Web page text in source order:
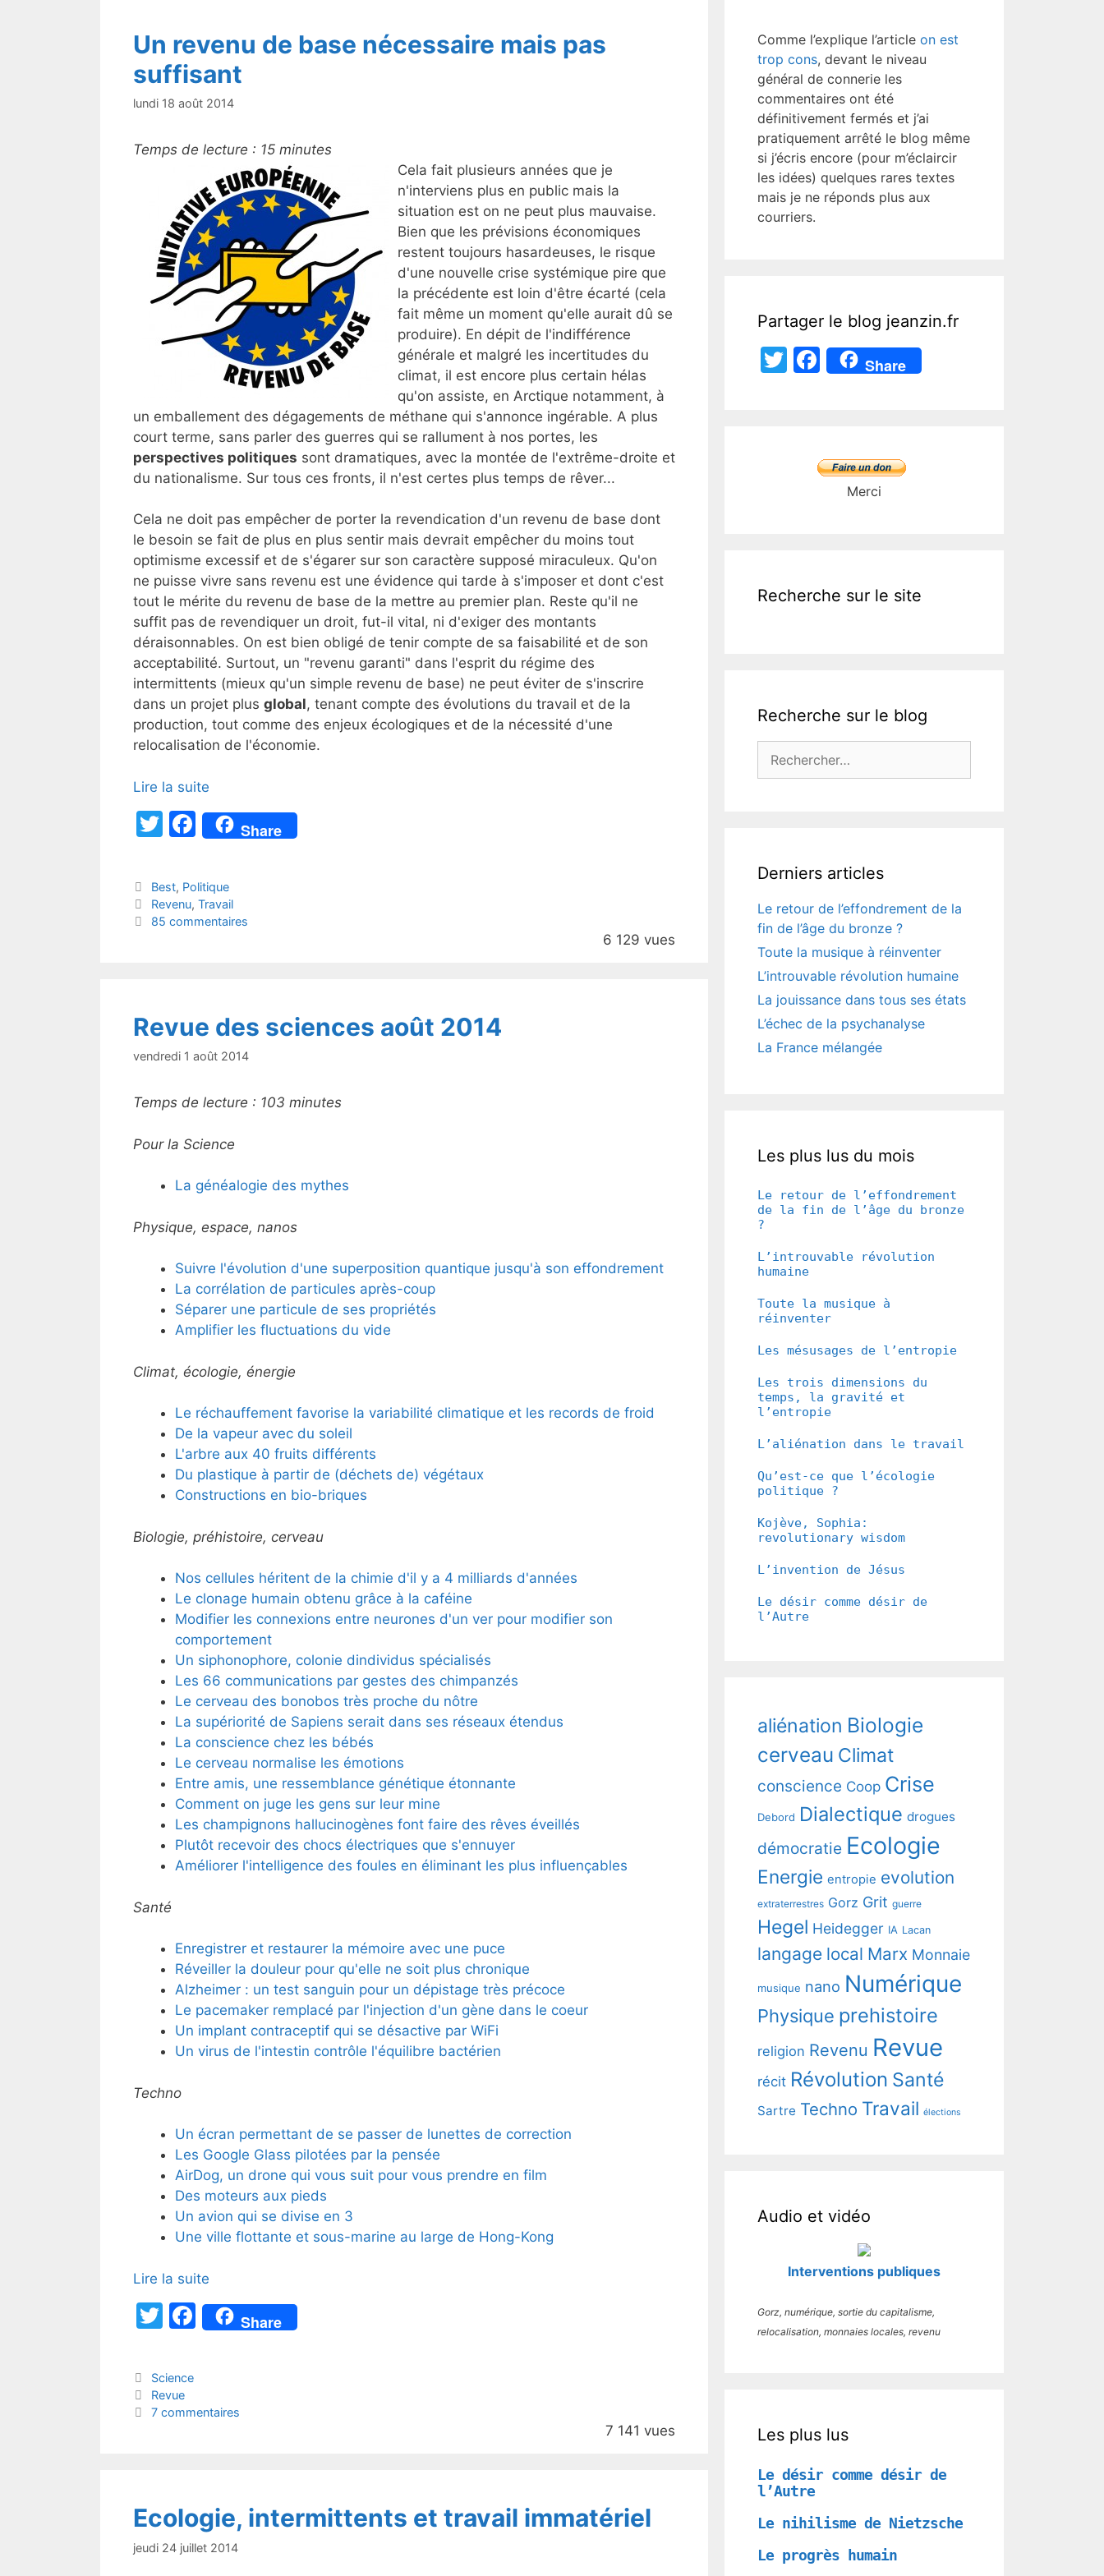
Un revenu de base nécessaire mais pas
suffisant
lundi 18 août 2014
Temps de lecture : 15 minutes
Cela fait plusieurs années que je
n'interviens plus en public mais la
situation est on ne peut plus mauvaise.
Bien que les prévisions économiques
restent toujours hasardeuses, le risque
d'une nouvelle crise systémique pire que
la précédente est loin d'être écarté (cela
fait même un moment qu'elle aurait dû se
produire). En dépit de l'indifférence
générale et malgré les incertitudes du
climat, il est encore plus certain hélas
qu'on assiste, en Arctique notamment, à
un emballement des dégagements de méthane qui s'annonce ingérable. A plus
court terme, sans parler des guerres qui se rallument à nos portes, les
perspectives politiques sont dramatiques, avec la montée de l'extrême-droite et
du nationalisme. Sur tous ces fronts, il n'est certes plus temps de rêver...
Cela ne doit pas empêcher de porter la revendication d'un revenu de base dont
le besoin se fait de plus en plus sentir mais devrait empêcher du moins tout
optimisme excessif et de s'égarer sur son caractère supposé miraculeux. Qu'on
ne puisse vivre sans revenu est une évidence qui tarde à s'imposer et dont c'est
tout le mérite du revenu de base de la mettre au premier plan. Reste qu'il ne
suffit pas de revendiquer un droit, fut-il vital, ni d'exiger des montants
déraisonnables. On est bien obligé de tenir compte de sa faisabilité et de son
acceptabilité. Surtout, un "revenu garanti" dans l'esprit du régime des
intermittents (mieux qu'un simple revenu de base) ne peut éviter de s'inscrire
dans un projet plus global, tenant compte des évolutions du travail et de la
production, tout comme des enjeux écologiques et de la nécessité d'une
relocalisation de l'économie.
Lire la suite
T
itt
er
F
a
c
e
b
Share
Catégories
Best, Politique
Étiquettes
Revenu, Travail
85 commentaires
6 129 vues
Revue des sciences août 2014
vendredi 1 août 2014
Temps de lecture : 103 minutes
Pour la Science
La généalogie des mythes
Physique, espace, nanos
Suivre l'évolution d'une superposition quantique jusqu'à son effondrement
La corrélation de particules après-coup
Séparer une particule de ses propriétés
Amplifier les fluctuations du vide
Climat, écologie, énergie
Le réchauffement favorise la variabilité climatique et les records de froid
De la vapeur avec du soleil
L'arbre aux 40 fruits différents
Du plastique à partir de (déchets de) végétaux
Constructions en bio-briques
Biologie, préhistoire, cerveau
Nos cellules héritent de la chimie d'il y a 4 milliards d'années
Le clonage humain obtenu grâce à la caféine
Modifier les connexions entre neurones d'un ver pour modifier son
comportement
Un siphonophore, colonie dindividus spécialisés
Les 66 communications par gestes des chimpanzés
Le cerveau des bonobos très proche du nôtre
La supériorité de Sapiens serait dans ses réseaux étendus
La conscience chez les bébés
Le cerveau normalise les émotions
Entre amis, une ressemblance génétique étonnante
Comment on juge les gens sur leur mine
Les champignons hallucinogènes font faire des rêves éveillés
Plutôt recevoir des chocs électriques que s'ennuyer
Améliorer l'intelligence des foules en éliminant les plus influençables
Santé
Enregistrer et restaurer la mémoire avec une puce
Réveiller la douleur pour qu'elle ne soit plus chronique
Alzheimer : un test sanguin pour un dépistage très précoce
Le pacemaker remplacé par l'injection d'un gène dans le coeur
Un implant contraceptif qui se désactive par WiFi
Un virus de l'intestin contrôle l'équilibre bactérien
Techno
Un écran permettant de se passer de lunettes de correction
Les Google Glass pilotées par la pensée
AirDog, un drone qui vous suit pour vous prendre en film
Des moteurs aux pieds
Un avion qui se divise en 3
Une ville flottante et sous-marine au large de Hong-Kong
Lire la suite
T
itt
er
F
a
b
Share
Catégories
Science
Étiquettes
Revue
7 commentaires
7 141 vues
Ecologie, intermittents et travail immatériel
jeudi 24 juillet 2014
Comme l’explique l’article on est
trop cons, devant le niveau
général de connerie les
commentaires ont été
définitivement fermés et j’ai
pratiquement arrêté le blog même
si j’écris encore (pour m’éclaircir
les idées) quelques rares textes
mais je ne réponds plus aux
courriers.
Partager le blog jeanzin.fr
T
F
b
Share
Merci
Recherche sur le site
Recherche sur le blog
Derniers articles
Le retour de l’effondrement de la
fin de l’âge du bronze ?
Toute la musique à réinventer
L’introuvable révolution humaine
La jouissance dans tous ses états
L’échec de la psychanalyse
La France mélangée
Les plus lus du mois
Le retour de l’effondrement
de la fin de l’âge du bronze
?
L’introuvable révolution
humaine
Toute la musique à
réinventer
Les mésusages de l’entropie
Les trois dimensions du
temps, la gravité et
l’entropie
L’aliénation dans le travail
Qu’est-ce que l’écologie
politique ?
Kojève, Sophia:
revolutionary wisdom
L’invention de Jésus
Le désir comme désir de
l’Autre
aliénation Biologie
cerveau Climat
conscience Coop Crise
Debord Dialectique drogues
démocratie Ecologie
Energie entropie evolution
extraterrestres Gorz Grit guerre
Hegel Heidegger IA Lacan
langage local Marx Monnaie
musique nano Numérique
Physique prehistoire
religion Revenu Revue
récit Révolution Santé
Sartre Techno Travail élections
Audio et vidéo
Interventions publiques
Gorz, numérique, sortie du capitalisme,
relocalisation, monnaies locales, revenu
Les plus lus
Le désir comme désir de
l’Autre
Le nihilisme de Nietzsche
Le progrès humain